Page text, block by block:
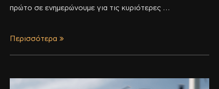
πρώτο σε ενημερώνουμε για τις κυριότερες …
Περισσότερα